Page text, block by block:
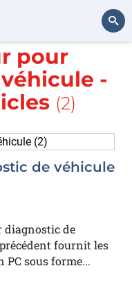
sur
pour
-
(2)
de véhicule
diagnostic de
fournit les
PC sous forme...